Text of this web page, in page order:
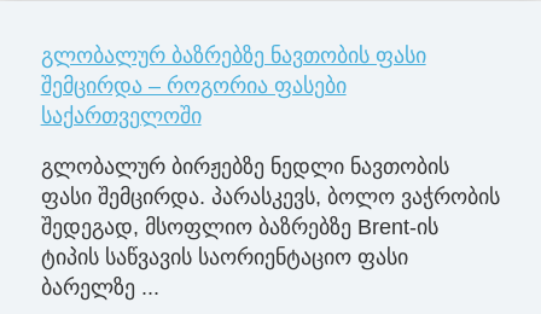
გლობალურ ბაზრებზე ნავთობის ფასი
შემცირდა – როგორია ფასები
საქართველოში
გლობალურ ბირჟებზე ნედლი ნავთობის
ფასი შემცირდა. პარასკევს, ბოლო ვაჭრობის
შედეგად, მსოფლიო ბაზრებზე Brent-ის
ტიპის საწვავის საორიენტაციო ფასი
ბარელზე ...